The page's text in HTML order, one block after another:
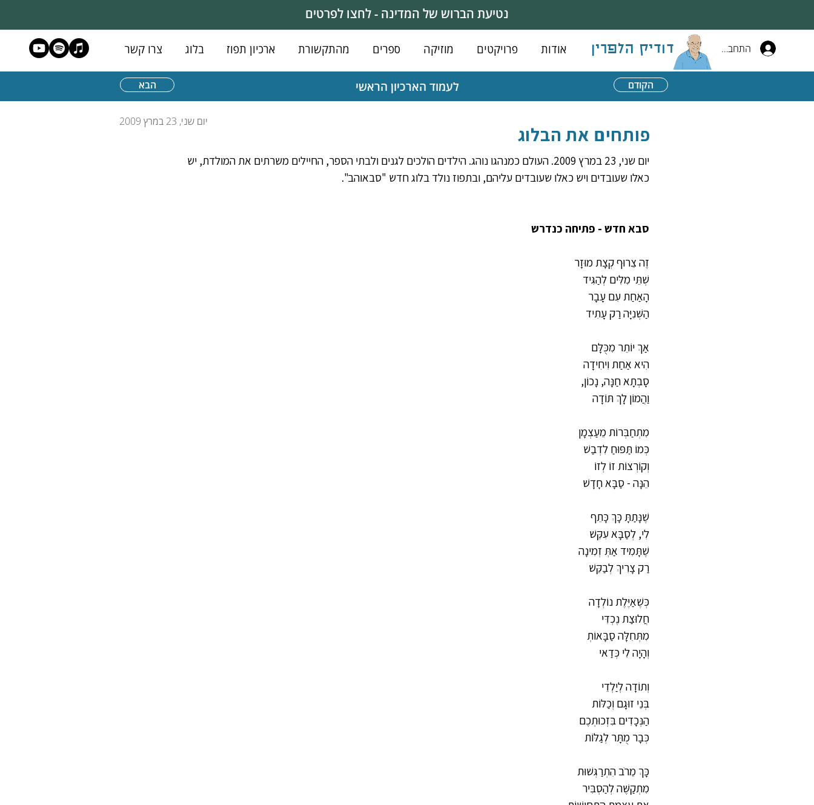
נטיעת הברוש של המדינה - לחצו לפרטים
אודות פרויקטים מוזיקה ספרים מהתקשורת ארכיון תפוז בלוג צרו קשר דודיק הלפרין התחברות
הבא לעמוד הארכיון הראשי הקודם
יום שני, 23 במרץ 2009
פותחים את הבלוג
יום שני, 23 במרץ 2009. העולם כמנהגו נוהג. הילדים הולכים לגנים ולבתי הספר, החיילים משרתים את המולדת, יש
כאלו שעובדים ויש כאלו שעובדים עליהם, ובתפוז נולד בלוג חדש "סבאוהב".
סבא חדש - פתיחה כנדרש
זֶה צֵרוּף קְצָת מוּזָר
שְׁתֵּי מִלִּים לְהַגִּיד
הָאַחַת עִם עָבָר
הַשְּׁנִיָּה רַק עָתִיד
אַךְ יוֹתֵר מִכֻּלָּם
הִיא אַחַת וִיחִידָה
סָבְתָא חַנָּה, נָכוֹן,
וַהֲמוֹן לָךְ תּוֹדָה
מִתְחַבְּרוֹת מֵעַצְמָן
כְּמוֹ תַּפּוּחַ לִדְבַשׁ
וְקוֹרְצוֹת זוֹ לְזוֹ
הֵנָּה - סַבָּא חָדָשׁ
שֶׁנָּתַתָּ כָּךְ כָּתֵף
לִי, לְסַבָּא עִקֵּשׁ
שֶׁתָּמִיד אַתְּ זְמִינָה
רַק צָרִיךְ לְבַקֵּשׁ
כְּשֶׁאַיֶּלֶת נוֹלְדָה
חֲלוּצַת נֶכְדִּי
מִתְּחִלָּה סַבָּאוֹתְ
וְהָיָה לִי כְּדַאי
וְתוֹדָה לְיַלְדֵי
בְּנֵי זוּגָם וְכַלּוֹת
הַנְּכָדִים בִּזְכוּתְכֶם
כְּבָר מֻתָּר לְגַלּוֹת
כָּךְ מֵרֹב הִתְרַגְּשׁוּת
מִתְקַשֶּׁה לְהַסְבִּיר